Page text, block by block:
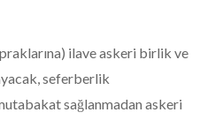
ilave askeri birlik ve
seferberlik
sağlanmadan askeri